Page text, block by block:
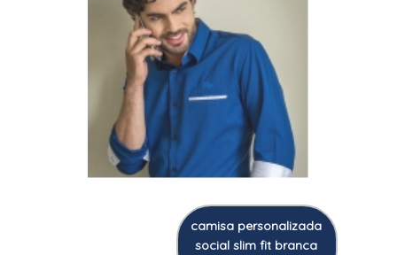
camisa personalizada
social slim fit branca